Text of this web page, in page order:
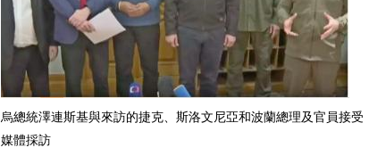
烏總統澤連斯基與來訪的捷克、斯洛文尼亞和波蘭總理及官員接受
媒體採訪